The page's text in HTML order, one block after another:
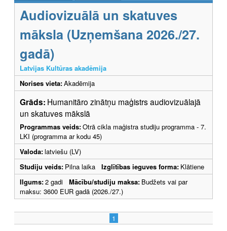
Audiovizuālā un skatuves
māksla (Uzņemšana 2026./27.
gadā)
Latvijas Kultūras akadēmija
Norises vieta:Akadēmija
Grāds: Humanitāro zinātņu maģistrs audiovizuālajā
un skatuves mākslā
Programmas veids:Otrā cikla maģistra studiju programma - 7.
LKI (programma ar kodu 45)
Valoda:latviešu (LV)
Studiju veids: Pilna laika Izglītības ieguves forma: Klātiene
Ilgums:2 gadi Mācību/studiju maksa: Budžets vai par
maksu: 3600 EUR gadā (2026./27.)
1